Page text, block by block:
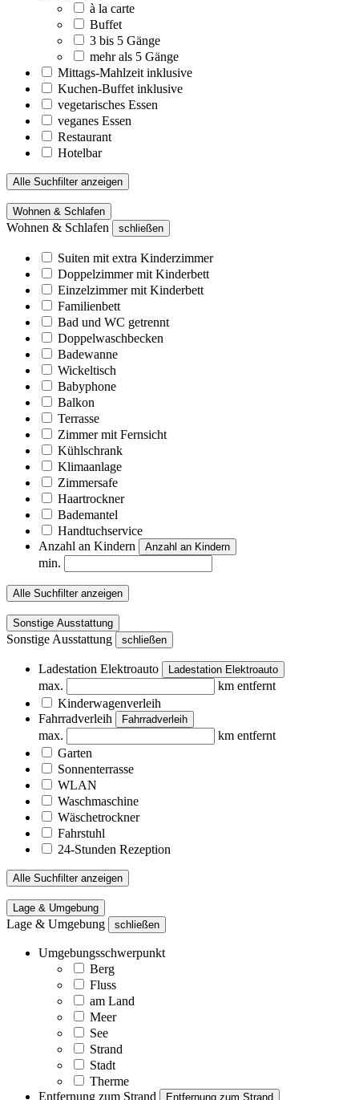
à la carte
Buffet
3 bis 5 Gänge
mehr als 5 Gänge
Mittags-Mahlzeit inklusive
Kuchen-Buffet inklusive
vegetarisches Essen
veganes Essen
Restaurant
Hotelbar
Alle Suchfilter anzeigen
Wohnen & Schlafen
Wohnen & Schlafen schließen
Suiten mit extra Kinderzimmer
Doppelzimmer mit Kinderbett
Einzelzimmer mit Kinderbett
Familienbett
Bad und WC getrennt
Doppelwaschbecken
Badewanne
Wickeltisch
Babyphone
Balkon
Terrasse
Zimmer mit Fernsicht
Kühlschrank
Klimaanlage
Zimmersafe
Haartrockner
Bademantel
Handtuchservice
Anzahl an Kindern
Anzahl an Kindern
min.
Alle Suchfilter anzeigen
Sonstige Ausstattung
Sonstige Ausstattung schließen
Ladestation Elektroauto Ladestation Elektroauto
max.
km entfernt
Kinderwagenverleih
Fahrradverleih
Fahrradverleih
max.
km entfernt
Garten
Sonnenterrasse
WLAN
Waschmaschine
Wäschetrockner
Fahrstuhl
24-Stunden Rezeption
Alle Suchfilter anzeigen
Lage & Umgebung
Lage & Umgebung schließen
Umgebungsschwerpunkt
Berg
Fluss
am Land
Meer
See
Strand
Stadt
Therme
Entfernung zum Strand
Entfernung zum Strand